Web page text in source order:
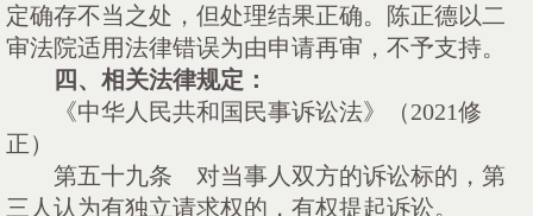
定确存不当之处，但处理结果正确。陈正德以二
审法院适用法律错误为由申请再审，不予支持。
四、 相关法律规定 ：
《中华人民共和国民事诉讼法》（2021修
正）
第五十九条 对当事人双方的诉讼标的，第
三人认为有独立请求权的，有权提起诉讼。